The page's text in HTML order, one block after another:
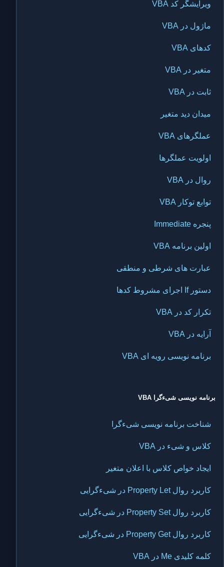
ویرایشگر کد VBA
ماژول در VBA
کدهای VBA
متغیر در VBA
ثابت در VBA
میدان دید متغیر
عملگرهای VBA
اولویت عملگرها
روال در VBA
توابع توکار VBA
پنجره Immediate
اولین برنامه VBA
عبارت های شرطی و منطقی
دستور If اجرای مشروط کدها
تکرار کد در VBA
آرایه در VBA
برنامه نویسی رویه ای VBA
برنامه نویسی شیءگرا VBA
شناخت برنامه نویسی شیءگرا
کلاس و شیء در VBA
ایجاد خواص کلاس با اعلان متغیر
کاربرد روال Property Let در شیءگرایی
کاربرد روال Property Set در شیءگرایی
کاربرد روال Property Get در شیءگرایی
کلمه کلیدی Me در VBA